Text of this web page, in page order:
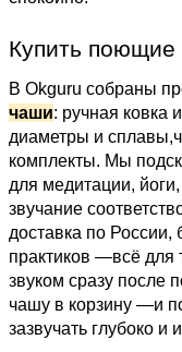
Купить поющие
В Okguru собраны
чаши: ручная ковка
диаметры и
комплекты. Мы
для медитации,
звучание
доставка по
практиков —всё для
звуком сразу после
чашу в корзину —и
зазвучать глубоко и